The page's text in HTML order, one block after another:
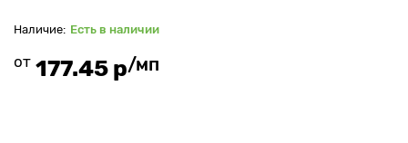
Есть в наличии
от 177.45 р/мп